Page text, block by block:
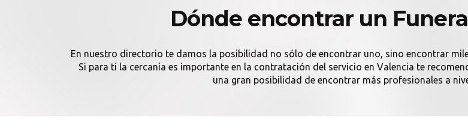
Dónde encontrar un
En nuestro directorio te damos la posibilidad no sólo de encontrar uno, sino encontrar
Si para ti la cercanía es importante en la contratación del servicio en Valencia te
una gran posibilidad de encontrar más profesionales a